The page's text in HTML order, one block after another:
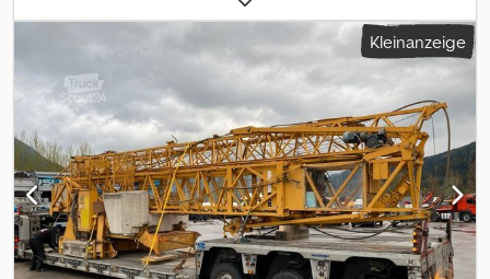
(Standard-Ausleger): 35,00 m * Abstützmaß (Standfläche): 4,2 x 4,2
m * Schwenkradius: 2,5 m * Maximale Traglast: 4.000 kg * Traglast
an der Auslegerspitze (bei 35 m): 1.000 kg * Sofort Verfügbar *
Irrtümer Vorbehalten Haben Sie Fragen? Kontaktieren Sie uns für
eine schnelle Beratung gerne auch direkt über WhatsApp: Wir
bieten an: Nettokauf für Firmen aus der EU mit USt-IdNr, VAT
Nummer sowie Kunden aus dem Drittland. Leasing und
Finanzierung. Erledigung sämtlicher Zollformalitäten. Erstellung
von Kurzzeit- sowie Ausfuhrkennzeichen Transport zum Hafen.
Alle Preise bei Kleinanzeigen verstehen sich als Bruttopreise und
enthalten bereits die gesetzliche Mehrwertsteuer von 19%.
Kleinanzeige